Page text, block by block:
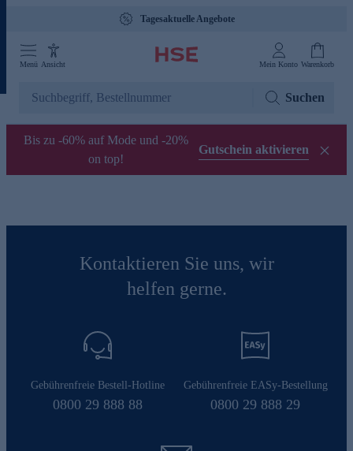
Tagesaktuelle Angebote
Menü Ansicht Mein Konto Warenkorb
Suchen
Bis zu -60% auf Mode und -20%
on top!
Gutschein aktivieren
Kontaktieren Sie uns, wir
helfen gerne.
Gebührenfreie Bestell-Hotline
0800 29 888 88
Gebührenfreie EASy-Bestellung
0800 29 888 29